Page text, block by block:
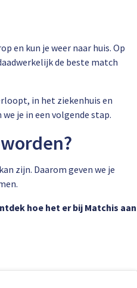
en kun je weer naar huis. Op
de beste match
in het ziekenhuis en
je in een volgende stap.
zijn. Daarom geven we je
hoe het er bij Matchis aan